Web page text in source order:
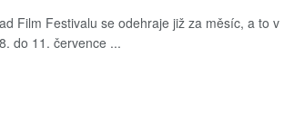
Film Festivalu se odehraje již za měsíc, a to v
do 11. července ...